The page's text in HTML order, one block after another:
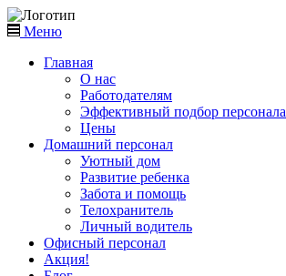
Меню
Главная
О нас
Работодателям
Эффективный подбор персонала
Цены
Домашний персонал
Уютный дом
Развитие ребенка
Забота и помощь
Телохранитель
Личный водитель
Офисный персонал
Акция!